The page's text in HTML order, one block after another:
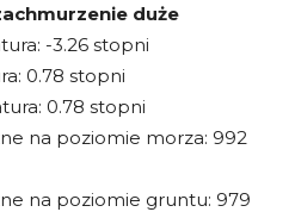
duże
-3.26 stopni
0.78 stopni
0.78 stopni
na poziomie morza: 992
na poziomie gruntu: 979